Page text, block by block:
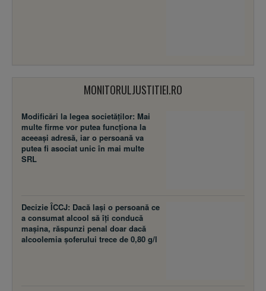
MONITORULJUSTITIEI.RO
Modificări la legea societăţilor: Mai
multe firme vor putea funcţiona la
aceeaşi adresă, iar o persoană va
putea fi asociat unic în mai multe
SRL
Decizie ÎCCJ: Dacă laşi o persoană ce
a consumat alcool să îţi conducă
maşina, răspunzi penal doar dacă
alcoolemia şoferului trece de 0,80 g/l